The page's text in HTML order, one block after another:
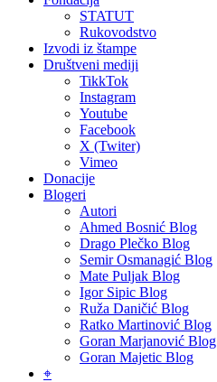
STATUT
Rukovodstvo
Izvodi iz štampe
Društveni mediji
TikkTok
Instagram
Youtube
Facebook
X (Twiter)
Vimeo
Donacije
Blogeri
Autori
Ahmed Bosnić Blog
Drago Plečko Blog
Semir Osmanagić Blog
Mate Puljak Blog
Igor Sipic Blog
Ruža Daničić Blog
Ratko Martinović Blog
Goran Marjanović Blog
Goran Majetic Blog
⌖